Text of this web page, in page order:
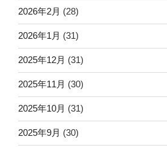
2026年2月 (28)
2026年1月 (31)
2025年12月 (31)
2025年11月 (30)
2025年10月 (31)
2025年9月 (30)